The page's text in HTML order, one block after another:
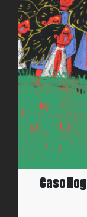
Caso